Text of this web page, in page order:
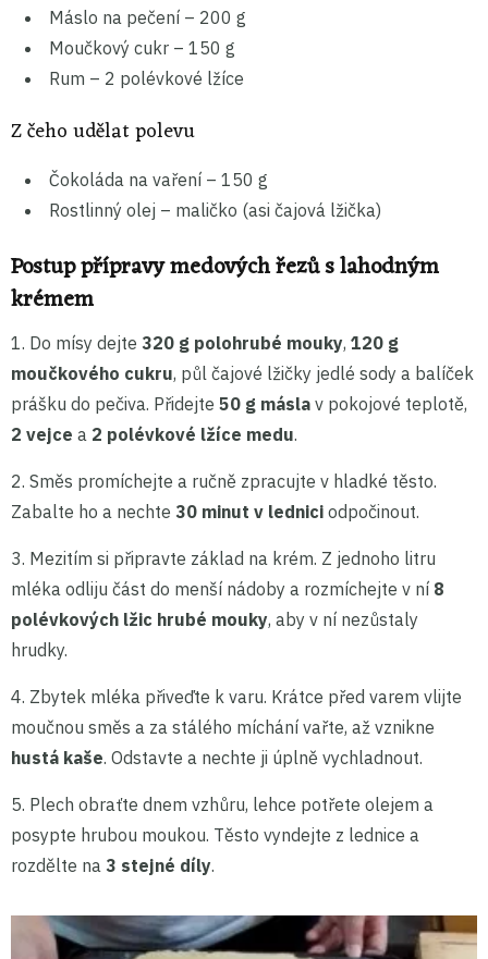
Máslo na pečení – 200 g
Moučkový cukr – 150 g
Rum – 2 polévkové lžíce
Z čeho udělat polevu
Čokoláda na vaření – 150 g
Rostlinný olej – maličko (asi čajová lžička)
Postup přípravy medových řezů s lahodným
krémem
1. Do mísy dejte 320 g polohrubé mouky, 120 g
moučkového cukru, půl čajové lžičky jedlé sody a balíček
prášku do pečiva. Přidejte 50 g másla v pokojové teplotě,
2 vejce a 2 polévkové lžíce medu.
2. Směs promíchejte a ručně zpracujte v hladké těsto.
Zabalte ho a nechte 30 minut v lednici odpočinout.
3. Mezitím si připravte základ na krém. Z jednoho litru
mléka odliju část do menší nádoby a rozmíchejte v ní 8
polévkových lžic hrubé mouky, aby v ní nezůstaly
hrudky.
4. Zbytek mléka přiveďte k varu. Krátce před varem vlijte
moučnou směs a za stálého míchání vařte, až vznikne
hustá kaše. Odstavte a nechte ji úplně vychladnout.
5. Plech obraťte dnem vzhůru, lehce potřete olejem a
posypte hrubou moukou. Těsto vyndejte z lednice a
rozdělte na 3 stejné díly.